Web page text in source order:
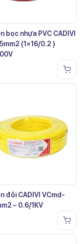
bọc nhựa PVC CADIVI
(1×16/0.2 )
đôi CADIVI VCmd-
– 0.6/1KV